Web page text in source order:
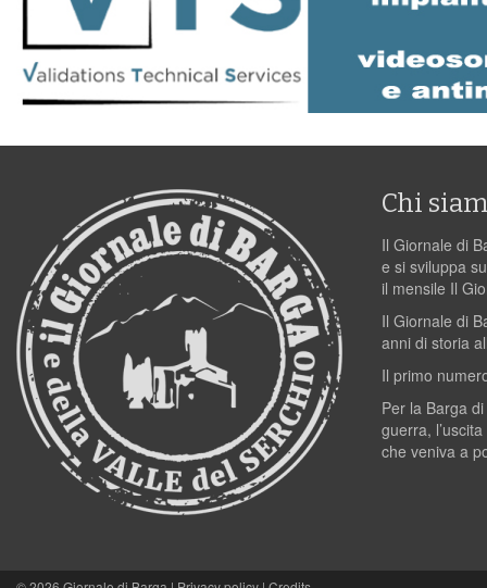
Chi
Il Giornale di
e si sviluppa
il mensile Il
Il Giornale di
anni di storia
Il primo
Per la Barga
guerra,
che veniva a